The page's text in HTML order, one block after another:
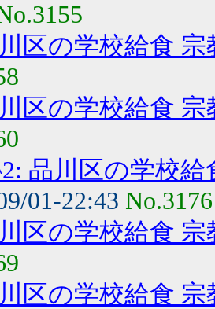
区の学校給食
区の学校給食
品川区の学校
01-22:43 No.3176
区の学校給食
区の学校給食